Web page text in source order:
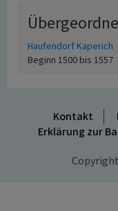
Haufendorf Kaperich
Beginn 1500 bis 1557
Kontakt
Erklärung zur